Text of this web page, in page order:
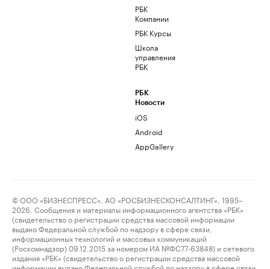
РБК
Компании
РБК Курсы
Школа
управления
РБК
РБК
Новости
iOS
Android
AppGallery
© ООО «БИЗНЕСПРЕСС», АО «РОСБИЗНЕСКОНСАЛТИНГ», 1995–
2026. Сообщения и материалы информационного агентства «РБК»
(свидетельство о регистрации средства массовой информации
выдано Федеральной службой по надзору в сфере связи,
информационных технологий и массовых коммуникаций
(Роскомнадзор) 09.12.2015 за номером ИА №ФС77-63848) и сетевого
издания «РБК» (свидетельство о регистрации средства массовой